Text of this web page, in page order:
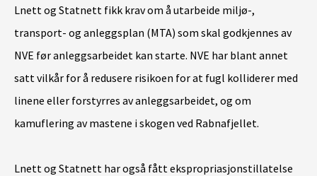
Lnett og Statnett fikk krav om å utarbeide miljø-,
transport- og anleggsplan (MTA) som skal godkjennes av
NVE før anleggsarbeidet kan starte. NVE har blant annet
satt vilkår for å redusere risikoen for at fugl kolliderer med
linene eller forstyrres av anleggsarbeidet, og om
kamuflering av mastene i skogen ved Rabnafjellet.
Lnett og Statnett har også fått ekspropriasjonstillatelse